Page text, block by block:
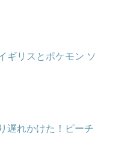
ギリスとポケモン ソ
遅れかけた！ピーチ